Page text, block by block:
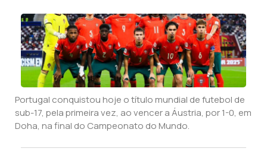
Portugal conquistou hoje o título mundial de futebol de
sub-17, pela primeira vez, ao vencer a Áustria, por 1-0, em
Doha, na final do Campeonato do Mundo.